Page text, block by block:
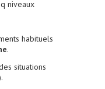
niveaux
habituels
.
situations